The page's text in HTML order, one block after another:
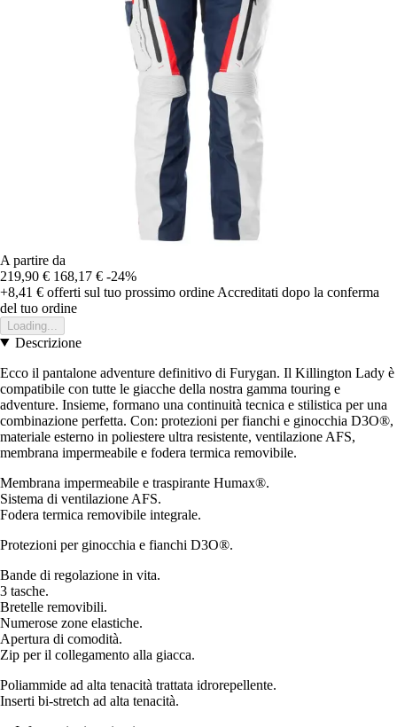
A partire da
219,90 € 168,17 € -24%
+8,41 € offerti sul tuo prossimo ordine Accreditati dopo la conferma
del tuo ordine
Loading...
Descrizione
Ecco il pantalone adventure definitivo di Furygan. Il Killington Lady è
compatibile con tutte le giacche della nostra gamma touring e
adventure. Insieme, formano una continuità tecnica e stilistica per una
combinazione perfetta. Con: protezioni per fianchi e ginocchia D3O®,
materiale esterno in poliestere ultra resistente, ventilazione AFS,
membrana impermeabile e fodera termica removibile.
Membrana impermeabile e traspirante Humax®.
Sistema di ventilazione AFS.
Fodera termica removibile integrale.
Protezioni per ginocchia e fianchi D3O®.
Bande di regolazione in vita.
3 tasche.
Bretelle removibili.
Numerose zone elastiche.
Apertura di comodità.
Zip per il collegamento alla giacca.
Poliammide ad alta tenacità trattata idrorepellente.
Inserti bi-stretch ad alta tenacità.